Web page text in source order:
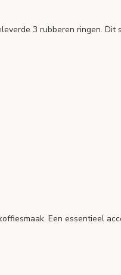
3 rubberen ringen.
Een essentieel